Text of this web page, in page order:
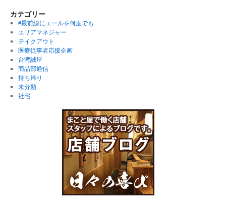
カテゴリー
#最前線にエールを何度でも
エリアマネジャー
テイクアウト
医療従事者応援企画
台湾誠屋
商品部通信
持ち帰り
未分類
社宅